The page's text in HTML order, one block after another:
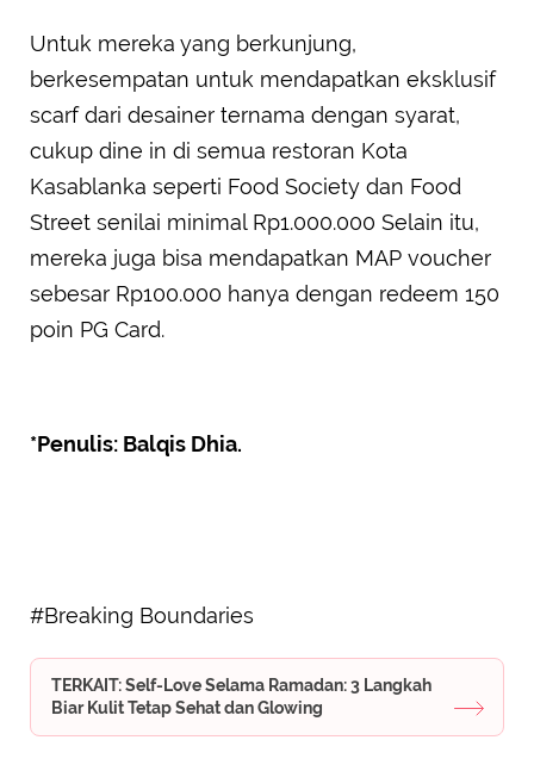
Untuk mereka yang berkunjung,
berkesempatan untuk mendapatkan eksklusif
scarf dari desainer ternama dengan syarat,
cukup dine in di semua restoran Kota
Kasablanka seperti Food Society dan Food
Street senilai minimal Rp1.000.000 Selain itu,
mereka juga bisa mendapatkan MAP voucher
sebesar Rp100.000 hanya dengan redeem 150
poin PG Card.
*Penulis: Balqis Dhia.
#Breaking Boundaries
TERKAIT: Self-Love Selama Ramadan: 3 Langkah
Biar Kulit Tetap Sehat dan Glowing